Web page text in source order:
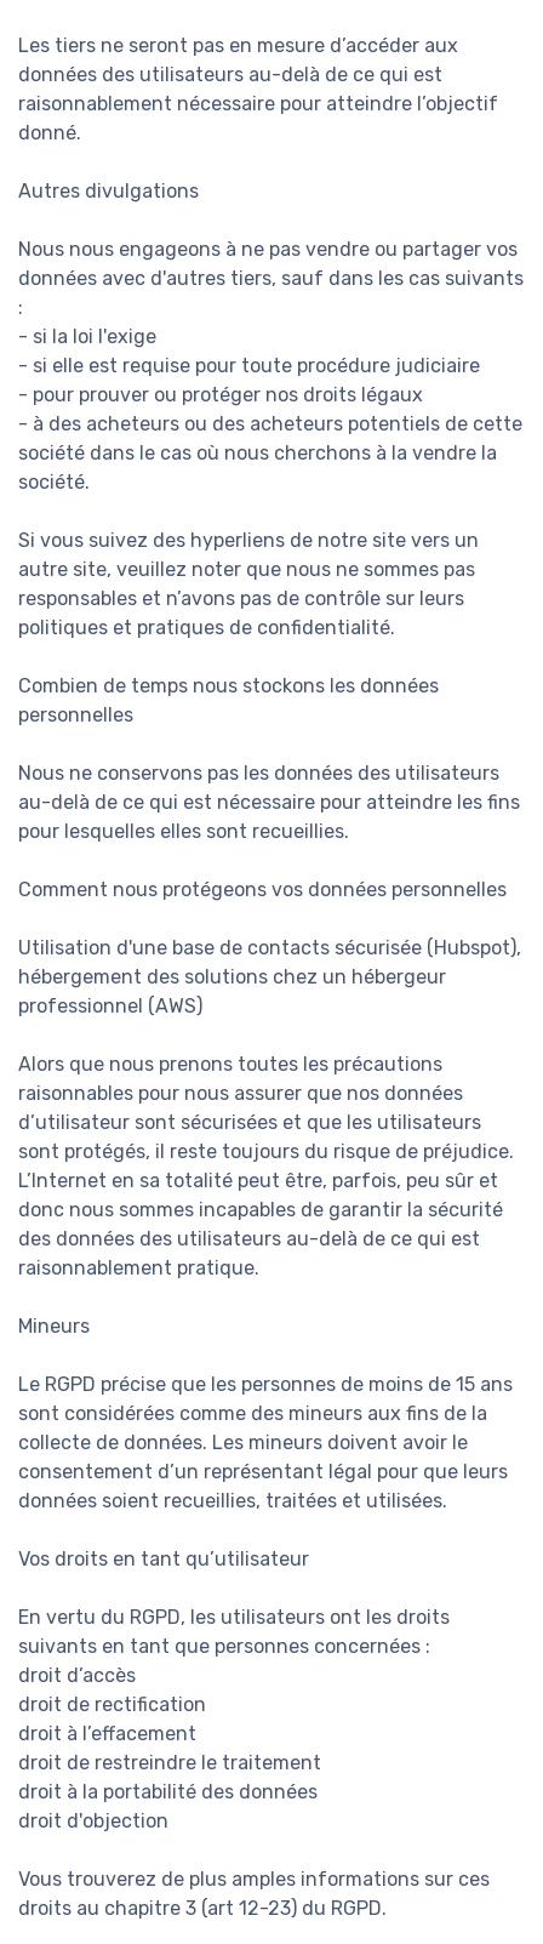
Les tiers ne seront pas en mesure d’accéder aux
données des utilisateurs au-delà de ce qui est
raisonnablement nécessaire pour atteindre l’objectif
donné.
Autres divulgations
Nous nous engageons à ne pas vendre ou partager vos
données avec d'autres tiers, sauf dans les cas suivants
:
- si la loi l'exige
- si elle est requise pour toute procédure judiciaire
- pour prouver ou protéger nos droits légaux
- à des acheteurs ou des acheteurs potentiels de cette
société dans le cas où nous cherchons à la vendre la
société.
Si vous suivez des hyperliens de notre site vers un
autre site, veuillez noter que nous ne sommes pas
responsables et n’avons pas de contrôle sur leurs
politiques et pratiques de confidentialité.
Combien de temps nous stockons les données
personnelles
Nous ne conservons pas les données des utilisateurs
au-delà de ce qui est nécessaire pour atteindre les fins
pour lesquelles elles sont recueillies.
Comment nous protégeons vos données personnelles
Utilisation d'une base de contacts sécurisée (Hubspot),
hébergement des solutions chez un hébergeur
professionnel (AWS)
Alors que nous prenons toutes les précautions
raisonnables pour nous assurer que nos données
d’utilisateur sont sécurisées et que les utilisateurs
sont protégés, il reste toujours du risque de préjudice.
L’Internet en sa totalité peut être, parfois, peu sûr et
donc nous sommes incapables de garantir la sécurité
des données des utilisateurs au-delà de ce qui est
raisonnablement pratique.
Mineurs
Le RGPD précise que les personnes de moins de 15 ans
sont considérées comme des mineurs aux fins de la
collecte de données. Les mineurs doivent avoir le
consentement d’un représentant légal pour que leurs
données soient recueillies, traitées et utilisées.
Vos droits en tant qu’utilisateur
En vertu du RGPD, les utilisateurs ont les droits
suivants en tant que personnes concernées :
droit d’accès
droit de rectification
droit à l’effacement
droit de restreindre le traitement
droit à la portabilité des données
droit d'objection
Vous trouverez de plus amples informations sur ces
droits au chapitre 3 (art 12-23) du RGPD.